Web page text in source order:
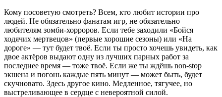
Кому посоветую смотреть? Всем, кто любит истории про
людей. Не обязательно фанатам игр, не обязательно
любителям зомби-хорроров. Если тебе заходили «Бойся
ходячих мертвецов» (первые хорошие сезоны) или «На
дороге» — тут будет твоё. Если ты просто хочешь увидеть, как
двое актёров выдают одну из лучших парных работ за
последнее время — тоже твоё. Если же ты ждёшь non-stop
экшена и погонь каждые пять минут — может быть, будет
скучновато. Здесь другое кино. Медленное, тягучее, но
выстреливающее в сердце с невероятной силой.